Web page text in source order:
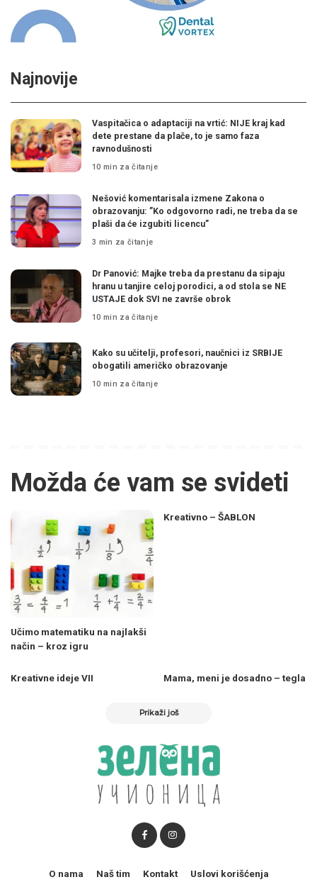
Najnovije
Vaspitačica o adaptaciji na vrtić: NIJE kraj kad
dete prestane da plače, to je samo faza
ravnodušnosti
10 min za čitanje
Nešović komentarisala izmene Zakona o
obrazovanju: ”Ko odgovorno radi, ne treba da se
plaši da će izgubiti licencu”
3 min za čitanje
Dr Panović: Majke treba da prestanu da sipaju
hranu u tanjire celoj porodici, a od stola se NE
USTAJE dok SVI ne završe obrok
10 min za čitanje
Kako su učitelji, profesori, naučnici iz SRBIJE
obogatili američko obrazovanje
10 min za čitanje
Možda će vam se svideti
Učimo matematiku na najlakši
način – kroz igru
Kreativno – ŠABLON
Kreativne ideje VII Mama, meni je dosadno – tegla
Prikaži još
O nama Naš tim Kontakt Uslovi korišćenja